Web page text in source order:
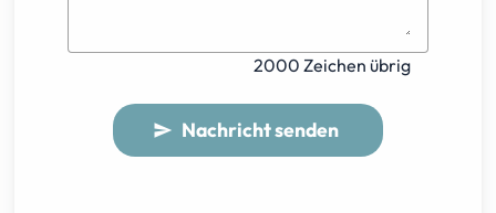
2000 Zeichen übrig
send Nachricht senden